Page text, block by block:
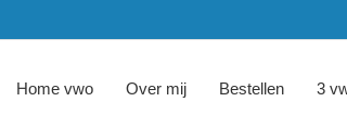
Home vwo Over mij Bestellen 3